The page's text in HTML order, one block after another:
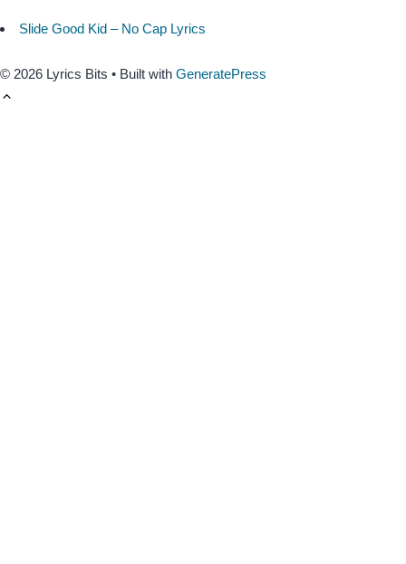
Slide Good Kid – No Cap Lyrics
© 2026 Lyrics Bits • Built with GeneratePress